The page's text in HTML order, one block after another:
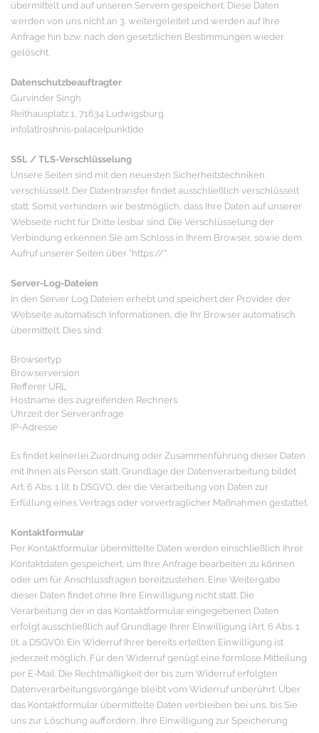
übermittelt und auf unseren Servern gespeichert. Diese Daten
werden von uns nicht an 3. weitergeleitet und werden auf Ihre
Anfrage hin bzw. nach den gesetzlichen Bestimmungen wieder
gelöscht.
Datenschutzbeauftragter
Gurvinder Singh
Reithausplatz 1, 71634 Ludwigsburg
info[at]roshnis-palace{punkt}de
SSL / TLS-Verschlüsselung
Unsere Seiten sind mit den neuesten Sicherheitstechniken
verschlüsselt. Der Datentransfer findet ausschließlich verschlüsselt
statt. Somit verhindern wir bestmöglich, dass Ihre Daten auf unserer
Webseite nicht für Dritte lesbar sind. Die Verschlüsselung der
Verbindung erkennen Sie am Schloss in Ihrem Browser, sowie dem
Aufruf unserer Seiten über "https://".
Server-Log-Dateien
In den Server Log Dateien erhebt und speichert der Provider der
Webseite automatisch Informationen, die Ihr Browser automatisch
übermittelt. Dies sind:
Browsertyp
Browserversion
Refferer URL
Hostname des zugreifenden Rechners
Uhrzeit der Serveranfrage
IP-Adresse
Es findet keinerlei Zuordnung oder Zusammenführung dieser Daten
mit Ihnen als Person statt. Grundlage der Datenverarbeitung bildet
Art. 6 Abs. 1 lit. b DSGVO, der die Verarbeitung von Daten zur
Erfüllung eines Vertrags oder vorvertraglicher Maßnahmen gestattet.
Kontaktformular
Per Kontaktformular übermittelte Daten werden einschließlich Ihrer
Kontaktdaten gespeichert, um Ihre Anfrage bearbeiten zu können
oder um für Anschlussfragen bereitzustehen. Eine Weitergabe
dieser Daten findet ohne Ihre Einwilligung nicht statt. Die
Verarbeitung der in das Kontaktformular eingegebenen Daten
erfolgt ausschließlich auf Grundlage Ihrer Einwilligung (Art. 6 Abs. 1
lit. a DSGVO). Ein Widerruf Ihrer bereits erteilten Einwilligung ist
jederzeit möglich. Für den Widerruf genügt eine formlose Mitteilung
per E-Mail. Die Rechtmäßigkeit der bis zum Widerruf erfolgten
Datenverarbeitungsvorgänge bleibt vom Widerruf unberührt. Über
das Kontaktformular übermittelte Daten verbleiben bei uns, bis Sie
uns zur Löschung auffordern, Ihre Einwilligung zur Speicherung